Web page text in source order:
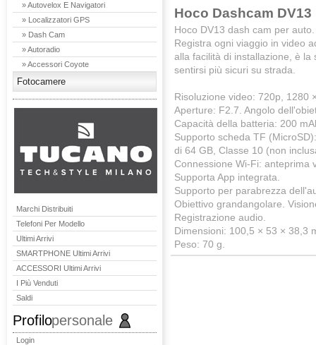
» Autovelox E Navigatori
» Localizzatori GPS
» Dash Cam
» Autoradio
» Accessori Coyote
Fotocamere
Marchi Distribuiti
Telefoni Per Modello
Ultimi Arrivi
SMARTPHONE Ultimi Arrivi
ACCESSORI Ultimi Arrivi
I Più Venduti
Saldi
Profilopersonale
Login
Hoco Dashcam
Hoco DV13 dash cam per auto.
Registra ogni viaggio in video
alla facilità di installazione, è
sentirsi più sicuri su strada.
Risoluzione video: 720p, 1280
Aperture: F2.7. Angolo
Capacità della batteria: 200
Supporto scheda TF
di 64 GB, Classe 10 (non
Connessione Wi-Fi: anteprima
Supporta App integrata.
Supporto per parabrezza
Obiettivo grandangolare.
Registrazione audio.
Dimensioni: 100,5 × 53 × 38,3
Peso: 70 g.